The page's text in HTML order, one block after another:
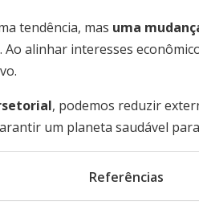
tendência, mas uma
alinhar interesses
, podemos reduzir
um planeta saudável
Referências